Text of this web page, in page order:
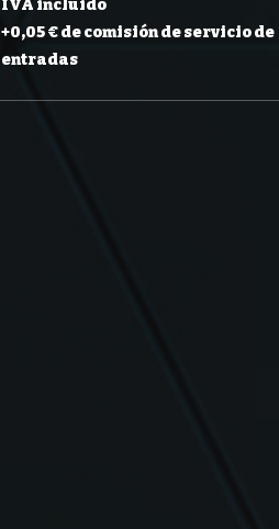
IVA incluido
+0,05 € de comisión de servicio de
entradas